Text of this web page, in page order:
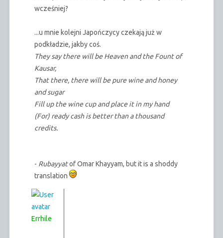
wcześniej?
...u mnie kolejni Japończycy czekają już w
podkładzie, jakby coś.
They say there will be Heaven and the Fount of
Kausar,
That there, there will be pure wine and honey
and sugar
Fill up the wine cup and place it in my hand
(For) ready cash is better than a thousand
credits.
- Rubayyatof Omar Khayyam, but it is a shoddy
translation
Errhile